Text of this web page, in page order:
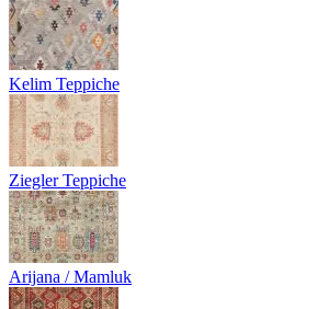
Kelim Teppiche
Ziegler Teppiche
Arijana / Mamluk